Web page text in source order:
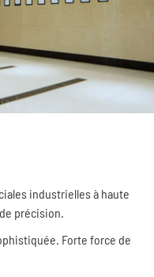
industrielles à haute
précision.
Forte force de